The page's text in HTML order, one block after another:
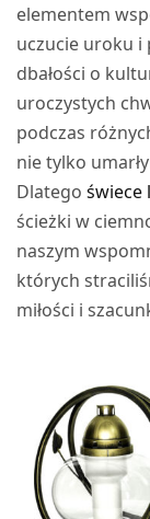
elementem
uczucie uroku i
dbałości o
uroczystych
podczas
nie tylko
Dlategoświece
ścieżki w
naszym
których
miłości i